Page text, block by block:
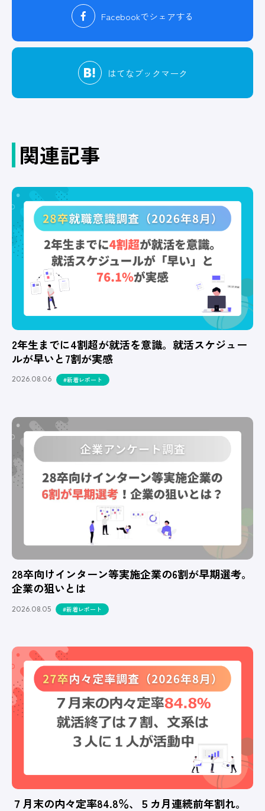
Facebookでシェアする
はてなブックマーク
関連記事
2年生までに4割超が就活を意識。就活スケジュー
ルが早いと7割が実感
2026.08.06 #新着レポート
28卒向けインターン等実施企業の6割が早期選考。
企業の狙いとは
2026.08.05 #新着レポート
７月末の内々定率84.8％、５カ月連続前年割れ。